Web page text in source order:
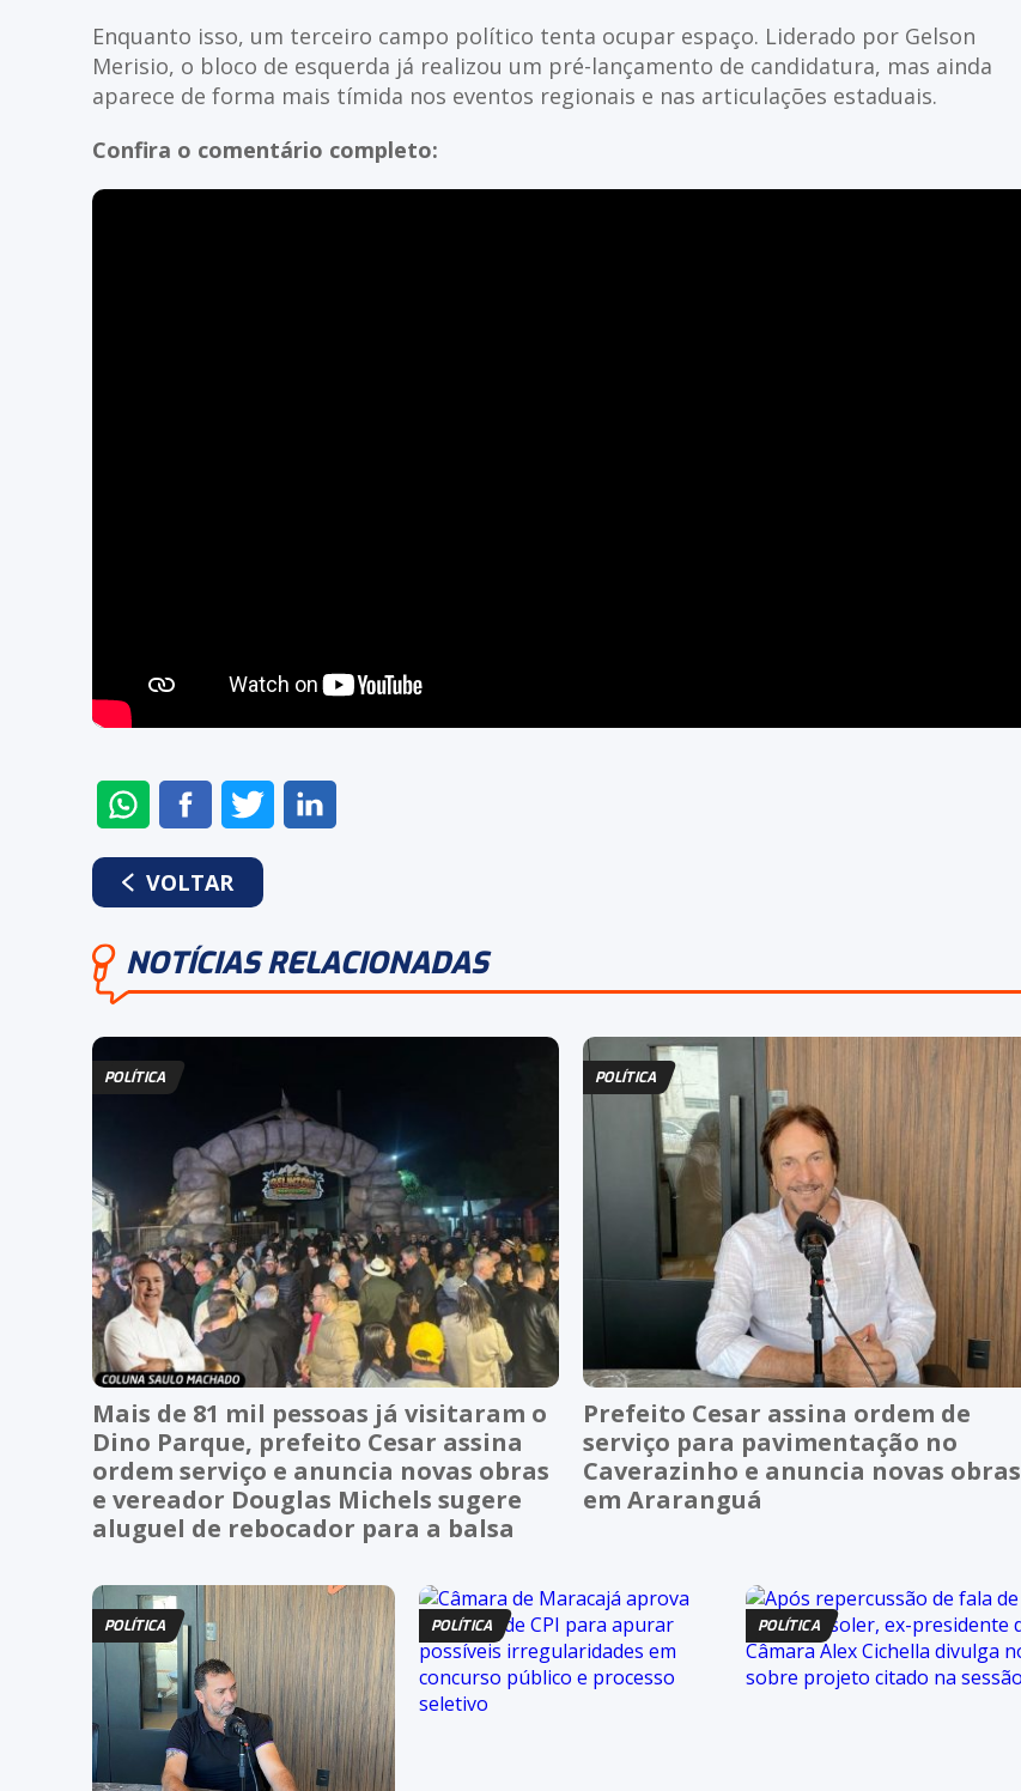
Enquanto isso, um terceiro campo político tenta ocupar espaço. Liderado por Gelson
Merisio, o bloco de esquerda já realizou um pré-lançamento de candidatura, mas ainda
aparece de forma mais tímida nos eventos regionais e nas articulações estaduais.
Confira o comentário completo:
ENVIAR
NO
WHATSAPP
COMPARTILHAR
NO
FACEBOOK
COMPARTILHAR
NO
VOLTAR
NOTÍCIAS RELACIONADAS
POLÍTICA
Mais de 81 mil pessoas já visitaram o
Dino Parque, prefeito Cesar assina
ordem serviço e anuncia novas obras
e vereador Douglas Michels sugere
aluguel de rebocador para a balsa
POLÍTICA
Prefeito Cesar assina ordem de
serviço para pavimentação no
Caverazinho e anuncia novas obras
em Araranguá
POLÍTICA POLÍTICA POLÍTICA